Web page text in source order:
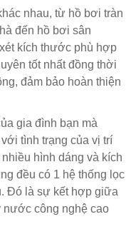
nhau, từ hồ bơi tràn
đến hồ bơi sân
kích thước phù hợp
tốt nhất đồng thời
đảm bảo hoàn thiện
gia đình bạn mà
tình trạng của vị trí
hình dáng và kích
đều có 1 hệ thống lọc
Đó là sự kết hợp giữa
nước công nghệ cao